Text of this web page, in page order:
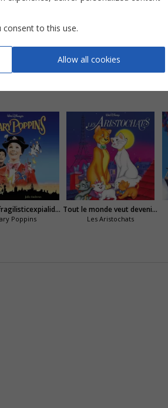
Supercalifragilisticexpialidocious
Poppins
Tout le monde veut devenir un cat
Les Aristochats
consent to this use.
Allow all cookies